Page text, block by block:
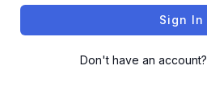
Sign In
Don't have an account?